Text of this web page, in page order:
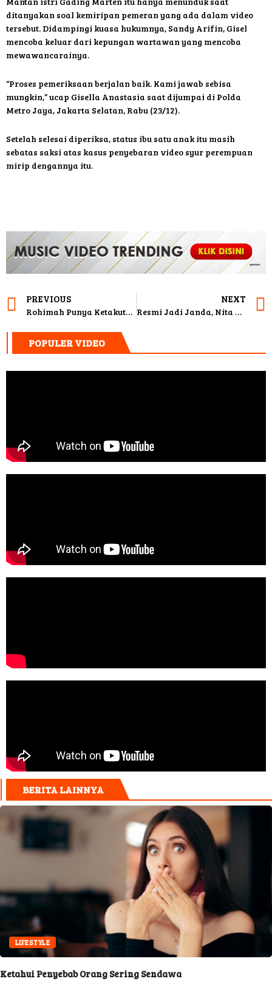
ditanyakan soal kemiripan pemeran yang ada dalam video
tersebut. Didampingi kuasa hukumnya, Sandy Arifin, Gisel
mencoba keluar dari kepungan wartawan yang mencoba
mewawancarainya.
“Proses pemeriksaan berjalan baik. Kami jawab sebisa
mungkin,” ucap Gisella Anastasia saat dijumpai di Polda
Metro Jaya, Jakarta Selatan, Rabu (23/12).
Setelah selesai diperiksa, status ibu satu anak itu masih
sebatas saksi atas kasus penyebaran video syur perempuan
mirip dengannya itu.
PREVIOUS
Rohimah Punya Ketakutan Ini Kalau Rujuk Pada Kiwil
NEXT
Resmi Jadi Janda, Nita Thalia Sujud Syukur
POPULER VIDEO
BERITA LAINNYA
LIFESTYLE
Ketahui Penyebab Orang Sering Sendawa